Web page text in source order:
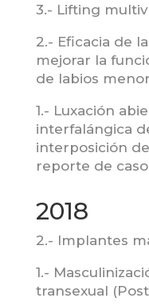
3.- Lifting
2.- Eficacia de
mejorar la
de labios
1.- Luxación
interfalángica
interposición
reporte de
2018
2.- Implantes
1.-
transexual